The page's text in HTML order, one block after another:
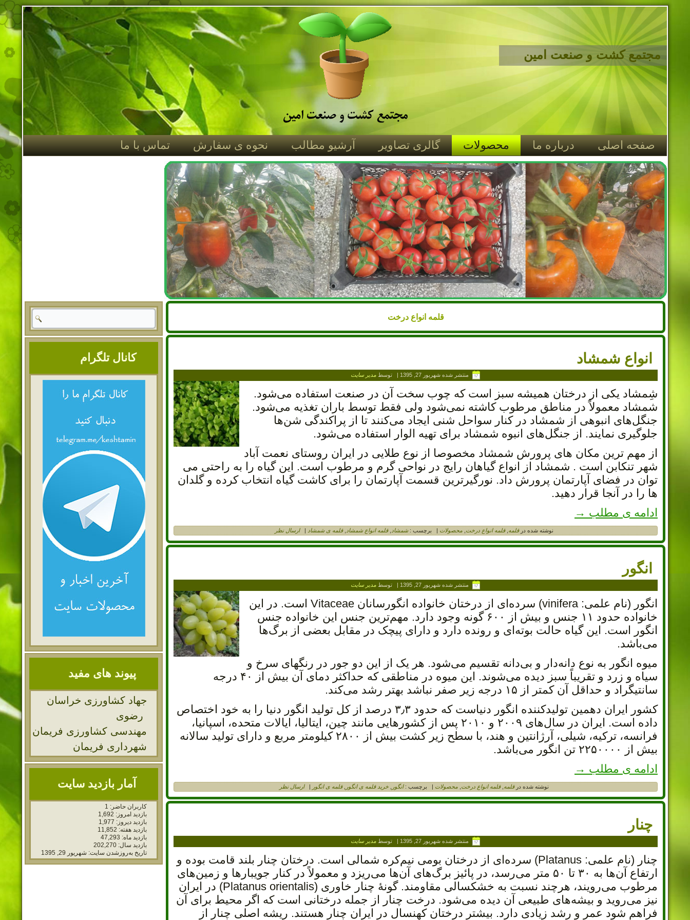
مجتمع کشت و صنعت امین
صفحه اصلی درباره ما محصولات گالری تصاویر آرشیو مطالب نحوه ی سفارش تماس با ما
قلمه انواع درخت
انواع شمشاد
منتشر شده شهریور 27, 1395 توسط مدیر سایت
شِمشاد یکی از درختان همیشه سبز است که چوب سخت آن در صنعت استفاده می‌شود.
شمشاد معمولاً در مناطق مرطوب کاشته نمی‌شود ولی فقط توسط باران تغذیه می‌شود.
جنگل‌های انبوهی از شمشاد در کنار سواحل شنی ایجاد می‌کنند تا از پراکندگی شن‌ها
جلوگیری نمایند. از جنگل‌های انبوه شمشاد برای تهیه الوار استفاده می‌شود.
از مهم ترین مکان های پرورش شمشاد مخصوصا از نوع طلایی در ایران روستای نعمت آباد
شهر تنکابن است . شمشاد از انواع گیاهان رایج در نواحی گرم و مرطوب است. این گیاه را به راحتی می
توان در فضای آپارتمان پرورش داد. نورگیرترین قسمت آپارتمان را برای کاشت گیاه انتخاب کرده و گلدان
ها را در آنجا قرار دهید.
ادامه ی مطلب →
نوشته شده در قلمه,قلمه انواع درخت, محصولات برچسب :شمشاد,قلمه انواع شمشاد,قلمه ی شمشاد ارسال نظر
انگور
منتشر شده شهریور 27, 1395 توسط مدیر سایت
انگور (نام علمی: vinifera) سرده‌ای از درختان خانواده انگورسانان Vitaceae است. در این
خانواده حدود ۱۱ جنس و بیش از ۶۰۰ گونه وجود دارد. مهم‌ترین جنس این خانواده جنس
انگور است. این گیاه حالت بوته‌ای و رونده دارد و دارای پیچک در مقابل بعضی از برگ‌ها
می‌باشد.
میوه انگور به نوع دانه‌دار و بی‌دانه تقسیم می‌شود. هر یک از این دو جور در رنگهای سرخ و
سیاه و زرد و تقریباً سبز دیده می‌شوند. این میوه در مناطقی که حداکثر دمای آن بیش از ۴۰ درجه
سانتیگراد و حداقل آن کمتر از ۱۵ درجه زیر صفر نباشد بهتر رشد می‌کند.
کشور ایران دهمین تولیدکننده انگور دنیاست که حدود ۳٫۳ درصد از کل تولید انگور دنیا را به خود اختصاص
داده است. ایران در سال‌های ۲۰۰۹ و ۲۰۱۰ پس از کشورهایی مانند چین، ایتالیا، ایالات متحده، اسپانیا،
فرانسه، ترکیه، شیلی، آرژانتین و هند، با سطح زیر کشت بیش از ۲۸۰۰ کیلومتر مربع و دارای تولید سالانه
بیش از ۲۲۵۰۰۰۰ تن انگور می‌باشد.
ادامه ی مطلب →
نوشته شده در قلمه,قلمه انواع درخت, محصولات برچسب :انگور , خرید قلمه ی انگور ,قلمه ی انگور ارسال نظر
چنار
منتشر شده شهریور 27, 1395 توسط مدیر سایت
چنار (نام علمی: Platanus) سرده‌ای از درختان بومی نیم‌کره شمالی است. درختان چنار بلند قامت بوده و
ارتفاع آن‌ها به ۳۰ تا ۵۰ متر می‌رسد، در پائیز برگ‌های آن‌ها می‌ریزد و معمولاً در کنار جویبارها و زمین‌های
مرطوب می‌رویند، هرچند نسبت به خشکسالی مقاومند. گونهٔ چنار خاوری (Platanus orientalis) در ایران
نیز می‌روید و بیشه‌های طبیعی آن دیده می‌شود. درخت چنار از جمله درختانی است که اگر محیط برای آن
فراهم شود عمر و رشد زیادی دارد. بیشتر درختان کهنسال در ایران چنار هستند. ریشه اصلی چنار از
کانال تلگرام
پیوند های مفید
جهاد کشاورزی خراسان
رضوی
مهندسی کشاورزی فریمان
شهرداری فریمان
آمار بازدید سایت
کاربران حاضر: 1
بازدید امروز: 1,692
بازدید دیروز: 1,977
بازدید هفته: 11,852
بازدید ماه: 47,293
بازدید سال: 202,270
تاریخ به‌روزشدن سایت: شهریور 29, 1395